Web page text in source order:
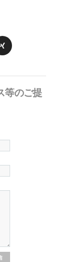
等のご提